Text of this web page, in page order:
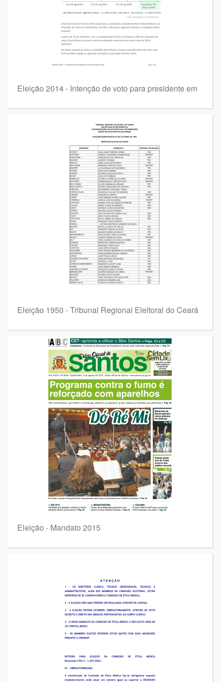
Eleição 2014 - Intenção de voto para presidente em
Eleição 1950 - Tribunal Regional Eleitoral do Ceará
Eleição - Mandato 2015